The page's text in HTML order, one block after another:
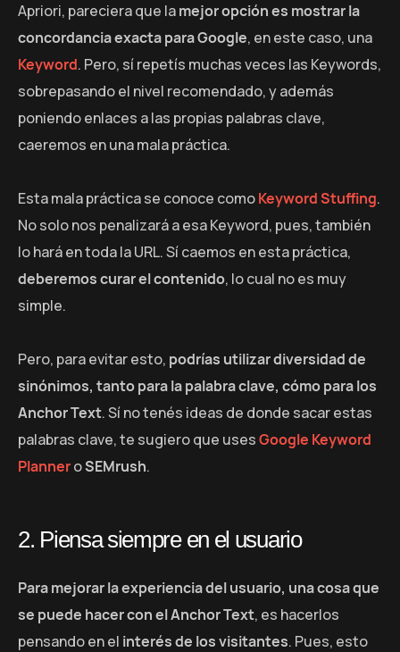
Apriori, pareciera que lamejor opción es mostrar la
concordancia exacta para Google, en este caso, una
Keyword. Pero, sí repetís muchas veces las Keywords,
sobrepasando el nivel recomendado, y además
poniendo enlaces a las propias palabras clave,
caeremos en una mala práctica.
Esta mala práctica se conoce comoKeyword Stuffing.
No solo nos penalizará a esa Keyword, pues, también
lo hará en toda la URL. Sí caemos en esta práctica,
deberemos curar el contenido, lo cual no es muy
simple.
Pero, para evitar esto, podrías utilizar diversidad de
sinónimos, tanto para la palabra clave, cómo para los
Anchor Text. Sí no tenés ideas de donde sacar estas
palabras clave, te sugiero que usesGoogle Keyword
PlanneroSEMrush.
2. Piensa siempre en el usuario
Para mejorar la experiencia del usuario, una cosa que
se puede hacer con el Anchor Text, es hacerlos
pensando en el interés de los visitantes. Pues, esto